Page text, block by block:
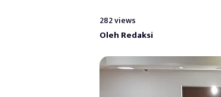
282 views
Oleh Redaksi